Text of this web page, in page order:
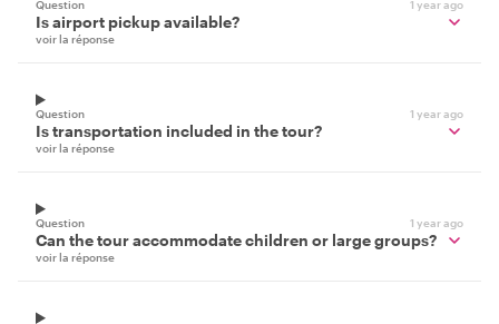
Question 1 year ago
Is airport pickup available?
voir la réponse
Question 1 year ago
Is transportation included in the tour?
voir la réponse
Question 1 year ago
Can the tour accommodate children or large groups?
voir la réponse